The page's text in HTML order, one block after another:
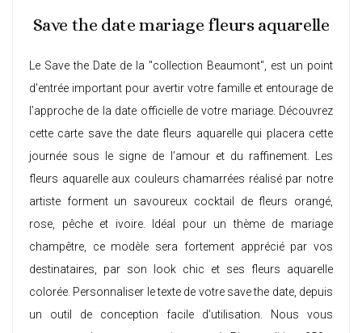
Save the date mariage fleurs aquarelle
Le Save the Date de la "collection Beaumont", est un point
d'entrée important pour avertir votre famille et entourage de
l’approche de la date officielle de votre mariage. Découvrez
cette carte save the date fleurs aquarelle qui placera cette
journée sous le signe de l’amour et du raffinement. Les
fleurs aquarelle aux couleurs chamarrées réalisé par notre
artiste forment un savoureux cocktail de fleurs orangé,
rose, pêche et ivoire. Idéal pour un thème de mariage
champêtre, ce modèle sera fortement apprécié par vos
destinataires, par son look chic et ses fleurs aquarelle
colorée. Personnaliser le texte de votre save the date, depuis
un outil de conception facile d'utilisation. Nous vous